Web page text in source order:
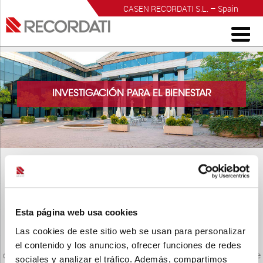
Esta página web usa cookies
Las cookies de este sitio web se usan para personalizar
el contenido y los anuncios, ofrecer funciones de redes
sociales y analizar el tráfico. Además, compartimos
CASEN RECORDATI S.L. – Spain
INVESTIGACIÓN PARA EL BIENESTAR
COMPROMISO CASEN RECORDATI CON LA TRANSPARENCIA EN LA
COLABORACIÓN CON PROFESIONALES SANITARIOS
La relación entre la Industria Farmacéutica y la comunidad médico-
científica es legítima y necesaria para mejorar la esperanza y calidad de